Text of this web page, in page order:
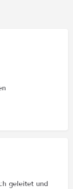
geleitet und